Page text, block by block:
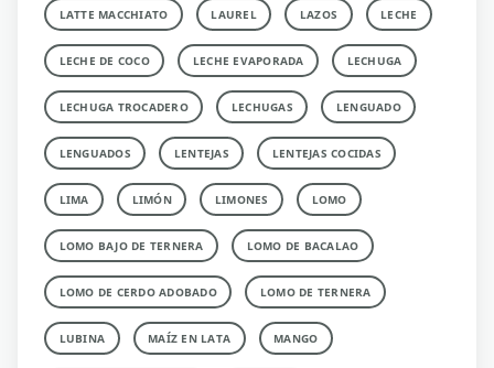
LATTE MACCHIATO LAUREL LAZOS LECHE
LECHE DE COCO LECHE EVAPORADA LECHUGA
LECHUGA TROCADERO LECHUGAS LENGUADO
LENGUADOS LENTEJAS LENTEJAS COCIDAS
LIMA LIMÓN LIMONES LOMO
LOMO BAJO DE TERNERA LOMO DE BACALAO
LOMO DE CERDO ADOBADO LOMO DE TERNERA
LUBINA MAÍZ EN LATA MANGO